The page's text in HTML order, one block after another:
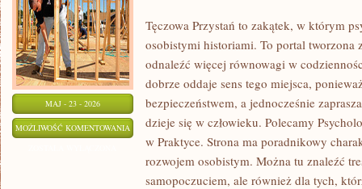
MAJ - 23 - 2026
MOŻLIWOŚĆ KOMENTOWANIA PSYCHOTERAPIA
ROZWÓJ
Tęczowa Przystań to zakątek, w którym
osobistymi historiami. To portal tworzona
odnaleźć więcej równowagi w
dobrze oddaje sens tego miejsca,
bezpieczeństwem, a jednocześnie
dzieje się w człowieku. Polecamy
w Praktyce. Strona ma poradnikowy
rozwojem osobistym. Można tu znaleźć
samopoczuciem, ale również dla tych,